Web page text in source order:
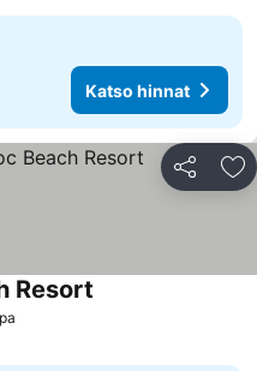
Katso hinnat
Jaa
Resort